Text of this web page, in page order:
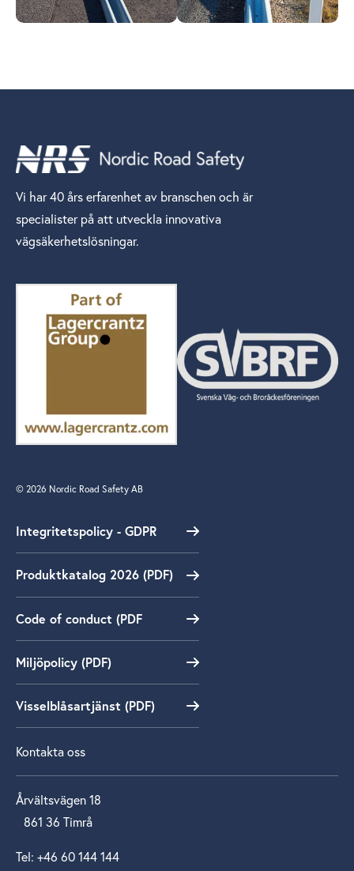
Vi har 40 års erfarenhet av branschen och är
specialister på att utveckla innovativa
vägsäkerhetslösningar.
© 2026 Nordic Road Safety AB
Integritetspolicy - GDPR
Produktkatalog 2026 (PDF)
Code of conduct (PDF
Miljöpolicy (PDF)
Visselblåsartjänst (PDF)
Kontakta oss
Årvältsvägen 18
861 36 Timrå
Tel: +46 60 144 144